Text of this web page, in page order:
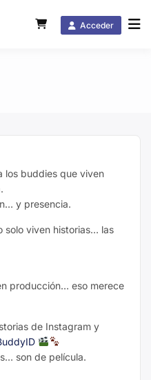
Acceder
los buddies que viven
y presencia.
solo viven historias… las
producción… eso merece
de Instagram y
son de película.